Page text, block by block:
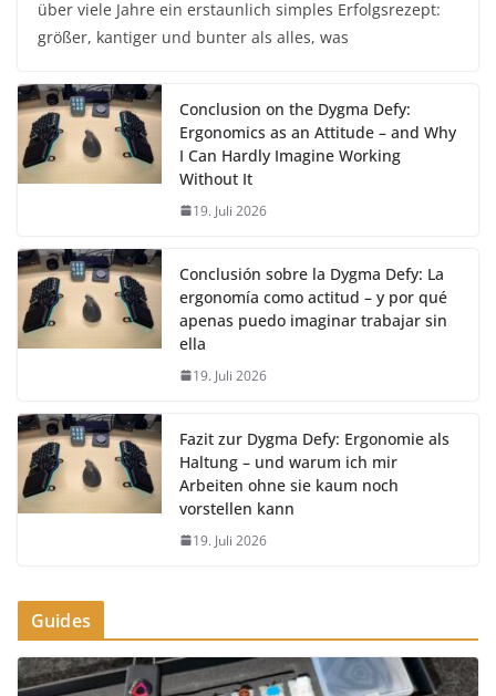
über viele Jahre ein erstaunlich simples Erfolgsrezept:
größer, kantiger und bunter als alles, was
Conclusion on the Dygma Defy:
Ergonomics as an Attitude – and Why
I Can Hardly Imagine Working
Without It
19. Juli 2026
Conclusión sobre la Dygma Defy: La
ergonomía como actitud – y por qué
apenas puedo imaginar trabajar sin
ella
19. Juli 2026
Fazit zur Dygma Defy: Ergonomie als
Haltung – und warum ich mir
Arbeiten ohne sie kaum noch
vorstellen kann
19. Juli 2026
Guides